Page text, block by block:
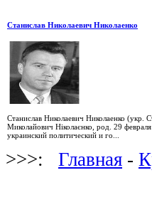
Станислав Николаевич Николаенко
Станислав Николаевич Николаенко (укр.
Миколайович Ніколаєнко, род. 29
украинский политический и го...
>>>: Главная -